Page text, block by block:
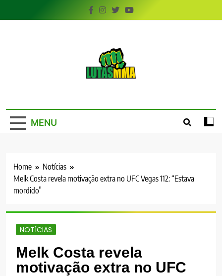
to
MENU
Home
Notícias
Melk Costa revela motivação extra no UFC Vegas 112: “Estava
mordido”
NOTÍCIAS
Melk Costa revela
motivação extra no UFC